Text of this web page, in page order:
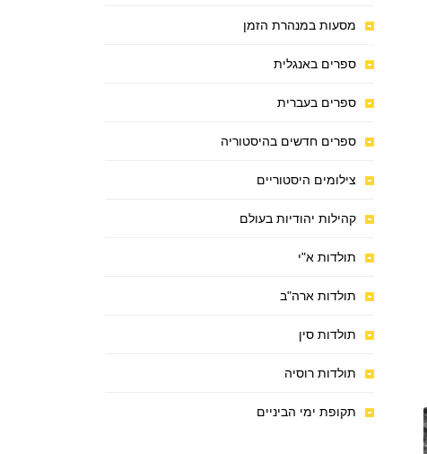
מסעות במנהרת הזמן
ספרים באנגלית
ספרים בעברית
ספרים חדשים בהיסטוריה
צילומים היסטוריים
קהילות יהודיות בעולם
תולדות א"י
תולדות ארה"ב
תולדות סין
תולדות רוסיה
תקופת ימי הביניים